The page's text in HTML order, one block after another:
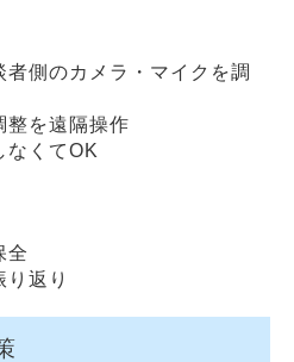
側のカメラ・マイクを調
整を遠隔操作
なくてOK
全
返り